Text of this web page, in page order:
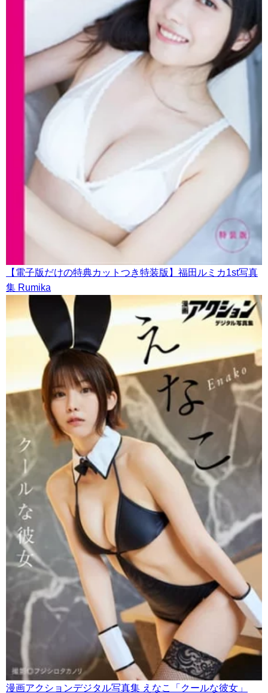
【電子版だけの特典カットつき特装版】福田ルミカ1st写真
集 Rumika
漫画アクションデジタル写真集 えなこ「クールな彼女」